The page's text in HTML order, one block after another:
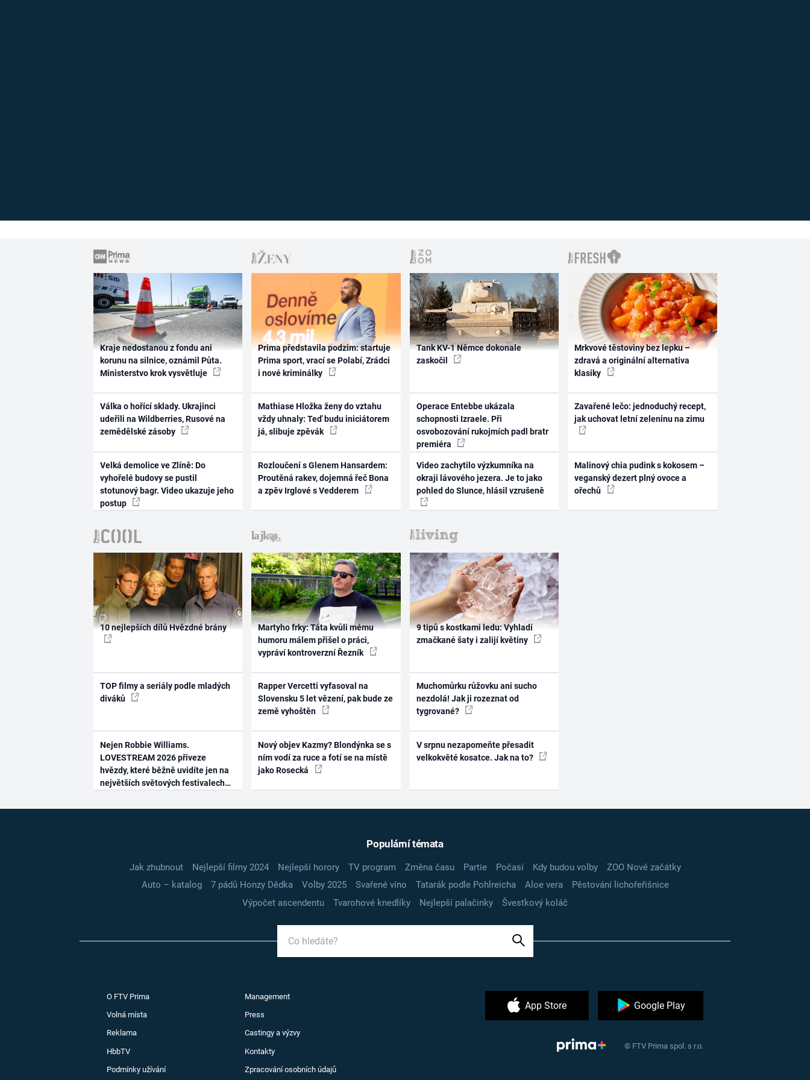
Kraje nedostanou z fondu ani
korunu na silnice, oznámil Půta.
Ministerstvo krok vysvětluje
Válka o hořící sklady. Ukrajinci
udeřili na Wildberries, Rusové na
zemědělské zásoby
Velká demolice ve Zlíně: Do
vyhořelé budovy se pustil
stotunový bagr. Video ukazuje jeho
postup
Prima představila podzim: startuje
Prima sport, vrací se Polabí, Zrádci
i nové kriminálky
Mathiase Hložka ženy do vztahu
vždy uhnaly: Teď budu iniciátorem
já, slibuje zpěvák
Rozloučení s Glenem Hansardem:
Proutěná rakev, dojemná řeč Bona
a zpěv Irglové s Vedderem
Tank KV-1 Němce dokonale
zaskočil
Operace Entebbe ukázala
schopnosti Izraele. Při
osvobozování rukojmích padl bratr
premiéra
Video zachytilo výzkumníka na
okraji lávového jezera. Je to jako
pohled do Slunce, hlásil vzrušeně
Mrkvové těstoviny bez lepku –
zdravá a originální alternativa
klasiky
Zavařené lečo: jednoduchý recept,
jak uchovat letní zeleninu na zimu
Malinový chia pudink s kokosem –
veganský dezert plný ovoce a
ořechů
10 nejlepších dílů Hvězdné brány
TOP filmy a seriály podle mladých
diváků
Nejen Robbie Williams.
LOVESTREAM 2026 přiveze
hvězdy, které běžně uvidíte jen na
největších světových festivalech
Martyho frky: Táta kvůli mému
humoru málem přišel o práci,
vypráví kontroverzní Řezník
Rapper Vercetti vyfasoval na
Slovensku 5 let vězení, pak bude ze
země vyhoštěn
Nový objev Kazmy? Blondýnka se s
ním vodí za ruce a fotí se na místě
jako Rosecká
9 tipů s kostkami ledu: Vyhladí
zmačkané šaty i zalijí květiny
Muchomůrku růžovku ani sucho
nezdolá! Jak ji rozeznat od
tygrované?
V srpnu nezapomeňte přesadit
velkokvěté kosatce. Jak na to?
Populární témata
Jak zhubnout Nejlepší filmy 2024 Nejlepší horory TV program Změna času Partie Počasí Kdy budou volby
ZOO Nové začátky
Auto – katalog
7 pádů Honzy Dědka Volby 2025 Svařené víno Tatarák podle Pohlreicha Aloe vera
Pěstování lichořeřišnice
Výpočet ascendentu
Tvarohové knedlíky Nejlepší palačinky Švestkový koláč
O FTV Prima Management
Volná místa Press
Reklama Castingy a výzvy
HbbTV Kontakty
Podmínky užívání Zpracování osobních údajů
App Store Google Play
© FTV Prima spol. s r.o.